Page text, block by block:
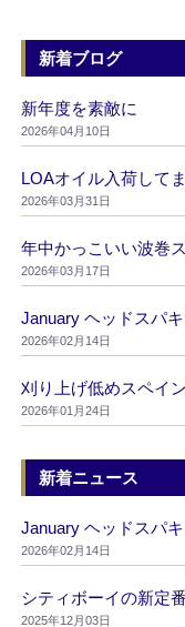
新着ブログ
新年度を素敵に
2026年04月10日
LOAオイル入荷して
2026年03月31日
年中かっこいい波巻
2026年03月17日
January ヘッドスパ
2026年02月14日
刈り上げ低めスペイ
2026年01月24日
新着ニュース
January ヘッドスパ
2026年02月14日
シティボーイの新定
2025年12月03日